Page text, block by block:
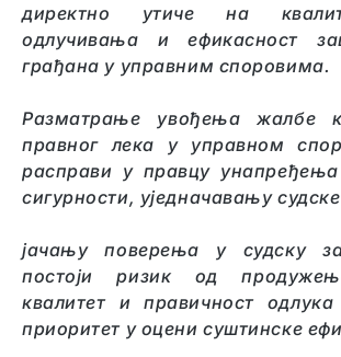
директно утиче на
одлучивања и ефикасност
грађана у управним споровима.
Разматрање увођења жалбе
правног лека у управном
расправи у правцу
сигурности, уједначавању
јачању поверења у судску
постоји ризик од
квалитет и правичност
приоритет у оцени суштинске